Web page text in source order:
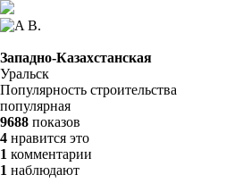
A B.
Западно-Казахстанская
Уральск
Популярность строительства
популярная
9688 показов
4 нравится это
1 комментарии
1 наблюдают